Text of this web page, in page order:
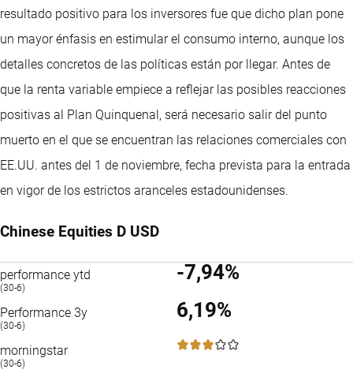
resultado positivo para los inversores fue que dicho plan pone
un mayor énfasis en estimular el consumo interno, aunque los
detalles concretos de las políticas están por llegar. Antes de
que la renta variable empiece a reflejar las posibles reacciones
positivas al Plan Quinquenal, será necesario salir del punto
muerto en el que se encuentran las relaciones comerciales con
EE.UU. antes del 1 de noviembre, fecha prevista para la entrada
en vigor de los estrictos aranceles estadounidenses.
Chinese Equities D USD
performance ytd
(30-6)
-7,94%
Performance 3y
(30-6)
6,19%
morningstar
(30-6)
3 / 5